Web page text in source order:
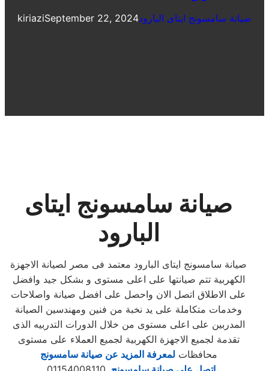
kiriaziSeptember 22, 2024صيانة سامسونج ايتاى البارود
صيانة سامسونج ايتاى
البارود
صيانة سامسونج ايتاى البارود معتمد فى مصر لصيانة الاجهزة
الكهربية تتم صيانتها على اعلى مستوى و بشكل جيد وافضل
على الاطلاق اتصل الان واحصل على افضل صيانة واصلاحات
وخدمات متكاملة على يد نخبة من فنين ومهندسين الصيانة
المدربين على اعلى مستوى من خلال الدورات التدربيه الذى
تقدمة لجميع الاجهزة الكهربية لجميع العملاء على مستوى
محافظات لمعرفة المزيد عن صيانة سامسونج